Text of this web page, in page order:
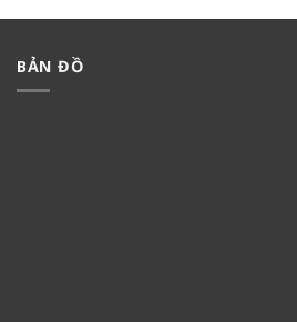
BẢN ĐỒ